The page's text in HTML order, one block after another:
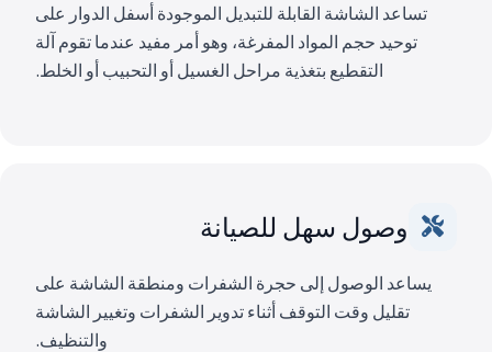
تساعد الشاشة القابلة للتبديل الموجودة أسفل الدوار على
توحيد حجم المواد المفرغة، وهو أمر مفيد عندما تقوم آلة
التقطيع بتغذية مراحل الغسيل أو التحبيب أو الخلط.
وصول سهل للصيانة
يساعد الوصول إلى حجرة الشفرات ومنطقة الشاشة على
تقليل وقت التوقف أثناء تدوير الشفرات وتغيير الشاشة
والتنظيف.